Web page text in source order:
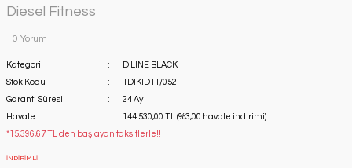
Diesel Fitness
0 Yorum
Kategori
D LINE BLACK
Stok Kodu
1DIKID11/052
Garanti Süresi
24 Ay
Havale
144.530,00 TL (%3,00 havale indirimi)
*15.396,67 TL den başlayan taksitlerle!!
İNDİRİMLİ